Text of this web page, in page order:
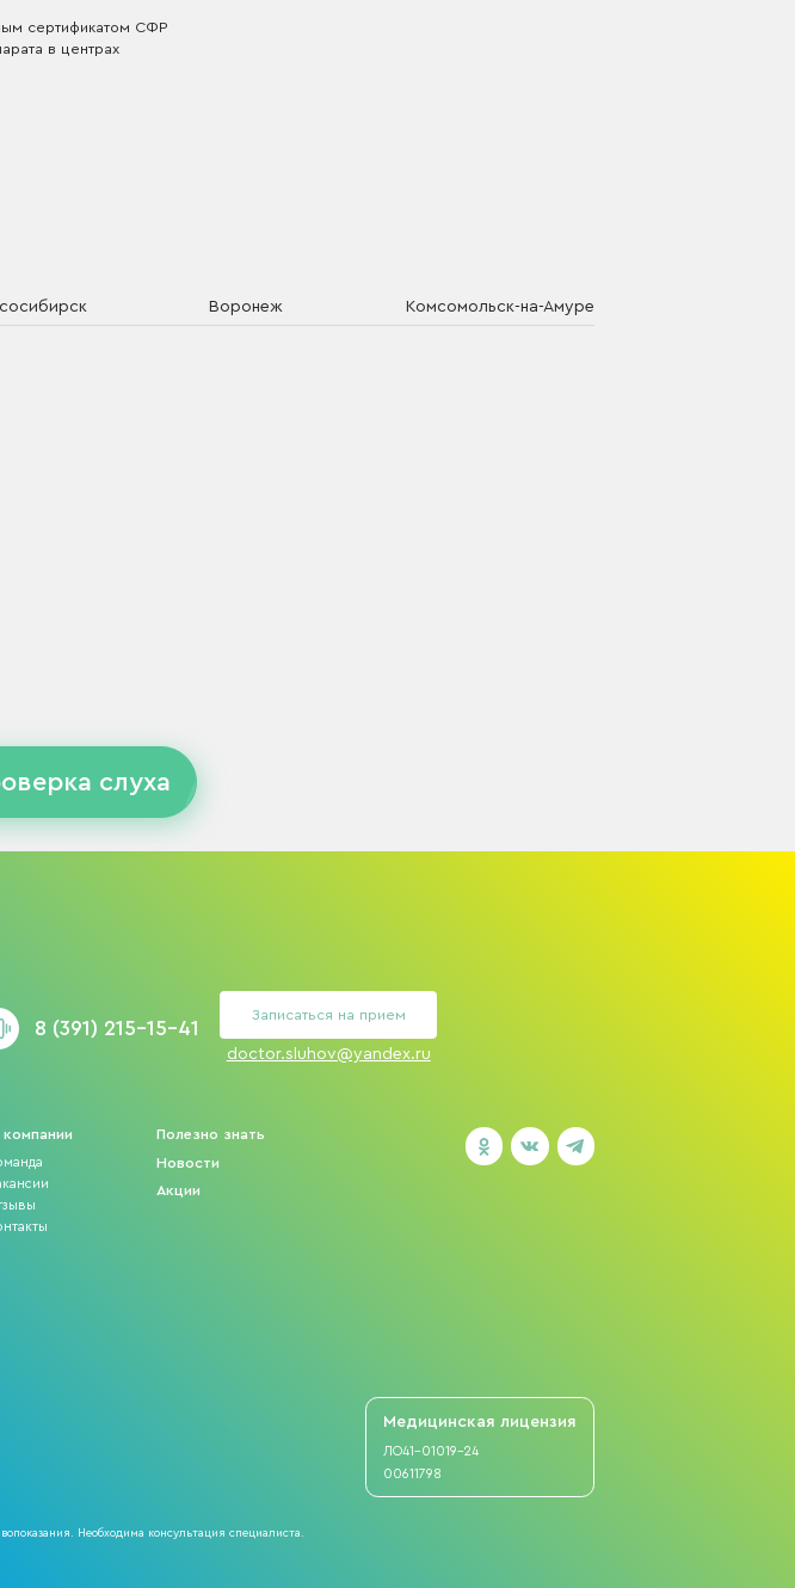
сертификатом СФР
в центрах
Воронеж Комсомольск-на-Амуре
слуха
8 (391) 215-15-41
Записаться на прием
doctor.sluhov@yandex.ru
Полезно знать
Новости
Акции
Медицинская лицензия
ЛО41-01019-24
00611798
Необходима консультация специалиста.